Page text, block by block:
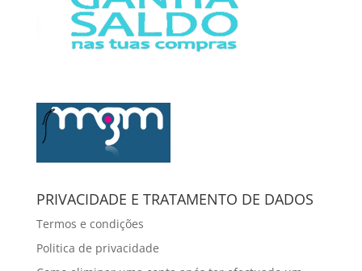
PRIVACIDADE E TRATAMENTO DE DADOS
Termos e condições
Politica de privacidade